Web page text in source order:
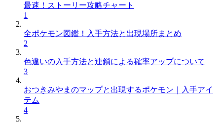
最速！ストーリー攻略チャート
1
全ポケモン図鑑！入手方法と出現場所まとめ
2
色違いの入手方法と連鎖による確率アップについて
3
おつきみやまのマップと出現するポケモン｜入手アイ
テム
4